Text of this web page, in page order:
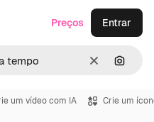
Limpar
Preços Entrar
um vídeo com IA Crie um